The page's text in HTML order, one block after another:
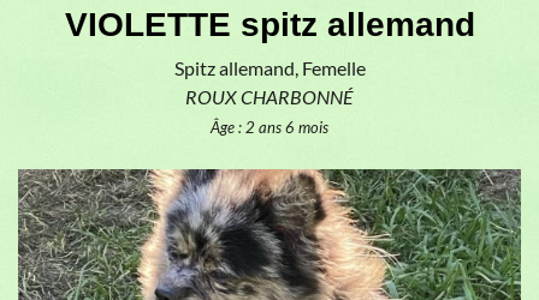
VIOLETTE spitz allemand
Spitz allemand, Femelle
ROUX CHARBONNÉ
Âge : 2 ans 6 mois